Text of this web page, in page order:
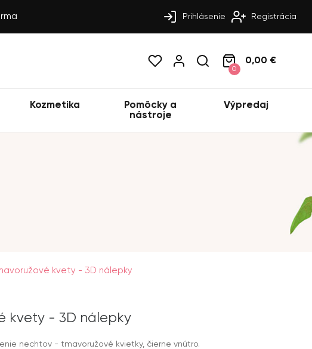
Prihlásenie Registrácia
0
0,00 €
Kozmetika
Pomôcky a
nástroje
Výpredaj
kvety - 3D nálepky
kvety - 3D nálepky
nechtov - tmavoružové kvietky, čierne vnútro.